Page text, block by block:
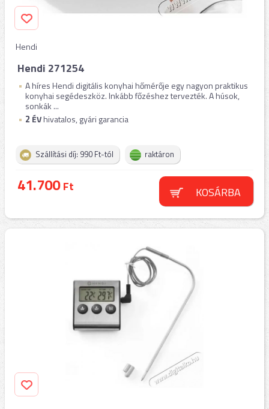
Hendi
Hendi 271254
A híres Hendi digitális konyhai hőmérője egy nagyon praktikus
konyhai segédeszköz. Inkább főzéshez tervezték. A húsok,
sonkák ...
2 ÉVhivatalos, gyári garancia
Szállítási díj: 990 Ft-tól raktáron
41.700Ft KOSÁRBA